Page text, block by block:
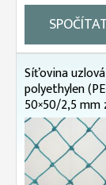
Síťovina
polyethylen
50×50/2,5 mm